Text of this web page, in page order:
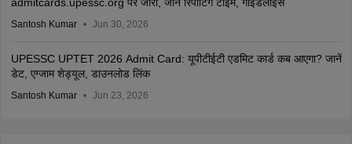
admitcards.upessc.org पर जारी, जानें रिपोर्टिंग टाइम, गाइडलाइंस
Santosh Kumar Jun 30, 2026
UPESSC UPTET 2026 Admit Card: यूपीटीईटी एडमिट कार्ड कब आएगा? जानें
डेट, एग्जाम शेड्यूल, डाउनलोड लिंक
Santosh Kumar Jun 23, 2026